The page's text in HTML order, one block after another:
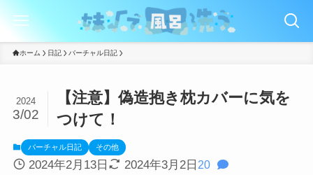
ホーム 日記 バーチャル日記
【注意】偽造抱き枕カバーに気を
つけて！
2024
3/02
バーチャル日記 その他
2024年2月13日 2024年3月2日 20